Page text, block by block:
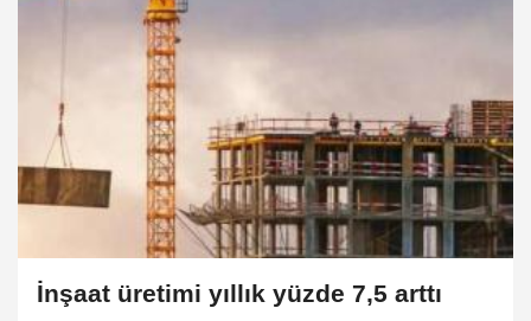
İnşaat üretimi yıllık yüzde 7,5 arttı